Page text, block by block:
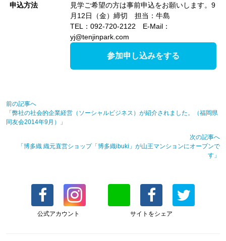
申込方法
見学ご希望の方は事前申込をお願いします。9
月12日（金）締切 担当：牛島
TEL：092-720-2122 E-Mail：
yj@tenjinpark.com
参加申し込みをする
前の記事へ
「弊社の社会的企業経営（ソーシャルビジネス）が紹介されました。（福岡県
同友会2014年9月）」
次の記事へ
「博多織 織元直営ショップ「博多織ibuki」が山王マンションにオープンで
す」
公式アカウント サイトをシェア